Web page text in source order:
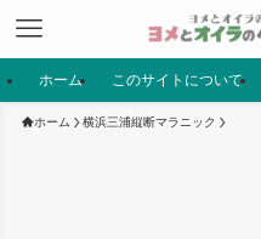
ホーム このサイトについて
ホーム 横浜三浦縦断マラニック